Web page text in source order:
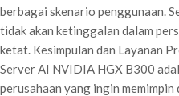
berbagai skenario penggunaan.
tidak akan ketinggalan dalam
ketat. Kesimpulan dan Layanan
Server AI NVIDIA HGX B300
perusahaan yang ingin